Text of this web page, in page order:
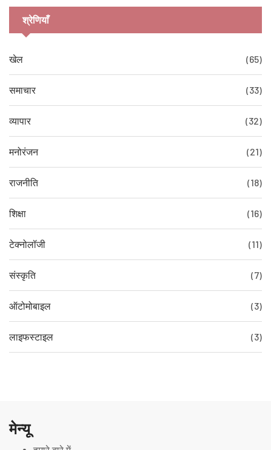
श्रेणियाँ
खेल (65)
समाचार (33)
व्यापार (32)
मनोरंजन (21)
राजनीति (18)
शिक्षा (16)
टेक्नोलॉजी (11)
संस्कृति (7)
ऑटोमोबाइल (3)
लाइफस्टाइल (3)
मेन्यू